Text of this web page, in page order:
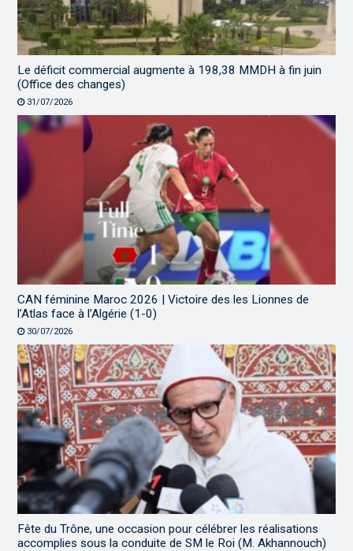
Le déficit commercial augmente à 198,38 MMDH à fin juin
(Office des changes)
31/07/2026
CAN féminine Maroc 2026 | Victoire des les Lionnes de
l’Atlas face à l’Algérie (1-0)
30/07/2026
Fête du Trône, une occasion pour célébrer les réalisations
accomplies sous la conduite de SM le Roi (M. Akhannouch)